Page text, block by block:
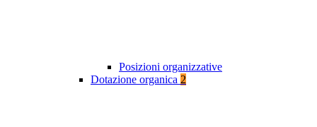
Posizioni organizzative
Dotazione organica 2